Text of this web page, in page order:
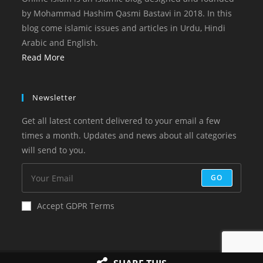
by Mohammad Hashim Qasmi Bastavi in 2018. In this
blog come islamic issues and articles in Urdu, Hindi
Arabic and English.
Read More
Newsletter
Get all latest content delivered to your email a few
times a month. Updates and news about all categories
will send to you.
GO
Accept GDPR Terms